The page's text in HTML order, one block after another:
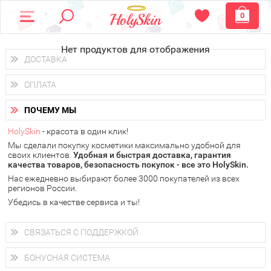
0
Нет продуктов для отображения
ДОСТАВКА
Доставка осуществляетсяпо всем городам России.
Вы можете выбрать доставку курьером, Почтой России или
получить заказ в пунктах выдачи PickPoint или пункте
самовывоза.
В 20 городах России доставка осуществляется ужена
следующий день.
у Вас всегда есть возможность получитьбесплатную
доставку от HolySkin.
подробнее об условиях доставки и оплаты в Вашем городе
ОПЛАТА
Вы можете оплатить свой заказ любым удобным способом:
наличными деньгами (
через интернет-банк (Альфа-банк, Сбербанк) и другими
электронными способами.
ПОЧЕМУ МЫ
HolySkin - красота в один клик!
Мы сделали покупку косметики максимально удобной для
своих клиентов. Удобная и быстрая доставка, гарантия
качества товаров, безопасность покупок - все это HolySkin.
Нас ежедневно выбирают более 3000 покупателей из всех
регионов России.
Убедись в качестве сервиса и ты!
СВЯЗАТЬСЯ С ПОДДЕРЖКОЙ
+7 (800) 707-24-55
Мы будем рады ответить на все Ваши вопросы по работе
магазина, проконсультировать по товарам, рассказать о
БОНУСНАЯ СИСТЕМА